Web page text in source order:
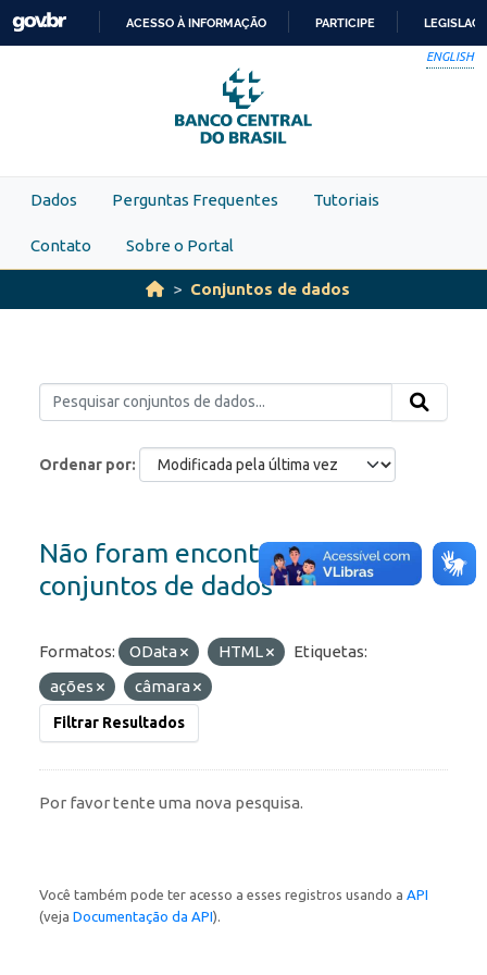
Skip to main content
PARA
O
CONTEÚDO
ACESSO À INFORMAÇÃO PARTICIPE
ENGLISH
Dados Perguntas Frequentes Tutoriais
Contato Sobre o Portal
Conjuntos de dados
Ordenar por
Não foram encontrados
conjuntos de dados
Formatos: OData HTML
Etiquetas:
ações
câmara
Filtrar Resultados
Por favor tente uma nova pesquisa.
Você também pode ter acesso a esses registros usando a API
(veja Documentação da API).